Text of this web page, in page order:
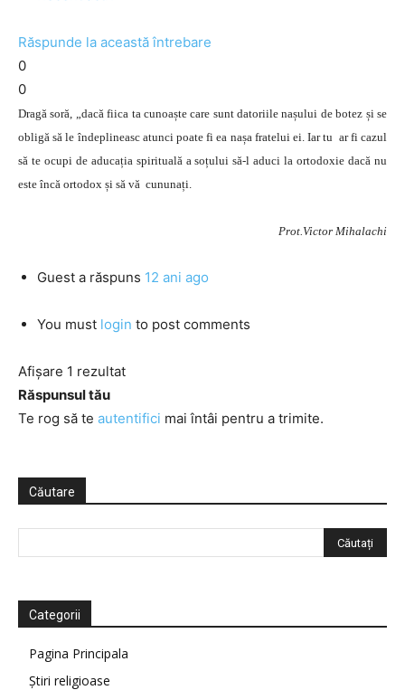
Răspunde la această întrebare
0
0
Dragă soră, „dacă fiica ta cunoaște care sunt datoriile nașului de botez și se
obligă să le îndeplineasc atunci poate fi ea nașa fratelui ei. Iar tu ar fi cazul
să te ocupi de aducația spirituală a soțului să-l aduci la ortodoxie dacă nu
este încă ortodox și să vă cununați.
Prot.Victor Mihalachi
Guest a răspuns 12 ani ago
You must login to post comments
Afișare 1 rezultat
Răspunsul tău
Te rog să te autentifici mai întâi pentru a trimite.
Căutare
Categorii
Pagina Principala
Știri religioase